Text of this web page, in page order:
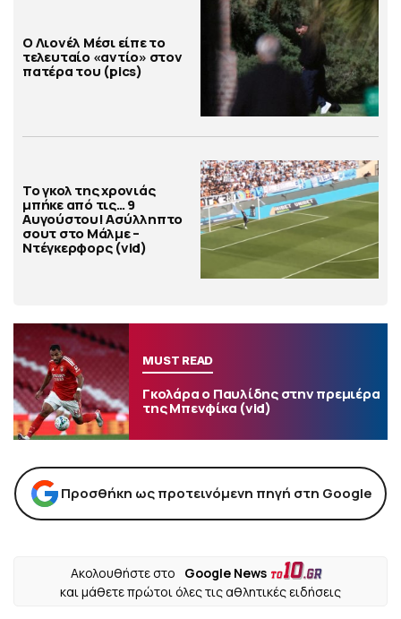
Ο Λιονέλ Μέσι είπε το
τελευταίο «αντίο» στον
πατέρα του (pics)
Το γκολ της χρονιάς
μπήκε από τις… 9
Αυγούστου! Ασύλληπτο
σουτ στο Μάλμε –
Ντέγκερφορς (vid)
MUST READ
Γκολάρα ο Παυλίδης στην πρεμιέρα
της Μπενφίκα (vid)
Προσθήκη ως προτεινόμενη πηγή στη Google
Ακολουθήστε στο
Google News
και μάθετε πρώτοι όλες τις αθλητικές ειδήσεις